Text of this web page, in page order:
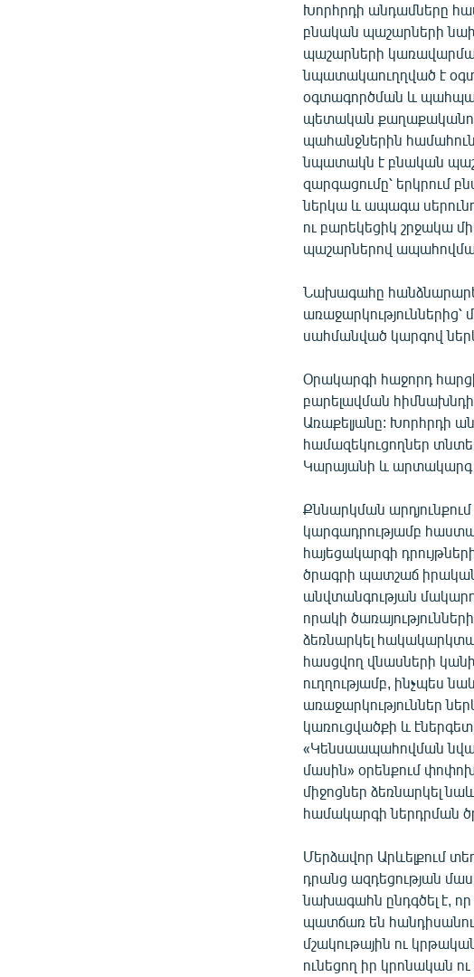
Խորհրդի անդամները
բնական պաշարների
պաշարների
նպատակաուղղված է
օգտագործման և
պետական
պահանջներին
նպատակն է բնական
զարգացումը՝ երկրում
ներկա և ապագա
ու բարեկեցիկ շրջակա
պաշարներով
Նախագահը հանձնարարել
սահմանված կարգով
Օրակարգի հաջորդ
բարելավման
Առաքելյանը: Խորհրդի
համազեկուցողներ
Կարայանի և արտակարգ
Քննարկման
կարգադրությամբ
հայեցակարգի
ծրագրի պատշաճ
անվտանգության
որակի
ձեռնարկել
հասցվող վնասների
ուղղությամբ, ինչպես
առաջարկություններ
կառուցվածքի և
«Կենսաապահովման
մասին» օրենքում
միջոցներ ձեռնարկել
համակարգի ներդրման
Մերձավոր Արևելքում
դրանց ազդեցության
նախագահն ընդգծել է,
պատճառ են
մշակութային ու
ունեցող իր կրոնական